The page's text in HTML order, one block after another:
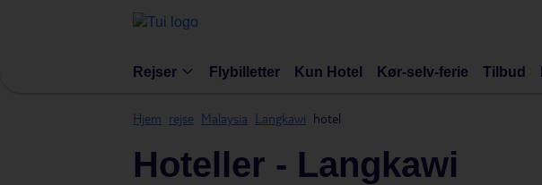
Rejser Flybilletter Kun Hotel Kør-selv-ferie Tilbud
Hjem rejse Malaysia Langkawi hotel
Hoteller - Langkawi